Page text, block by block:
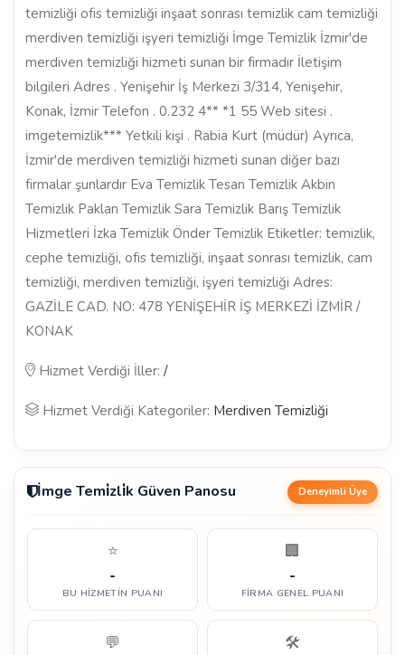
temizliği ofis temizliği inşaat sonrası temizlik cam temizliği
merdiven temizliği işyeri temizliği İmge Temizlik İzmir'de
merdiven temizliği hizmeti sunan bir firmadır İletişim
bilgileri Adres . Yenişehir İş Merkezi 3/314, Yenişehir,
Konak, İzmir Telefon . 0.232 4** *1 55 Web sitesi .
imgetemizlik*** Yetkili kişi . Rabia Kurt (müdür) Ayrıca,
İzmir'de merdiven temizliği hizmeti sunan diğer bazı
firmalar şunlardır Eva Temizlik Tesan Temizlik Akbin
Temizlik Paklan Temizlik Sara Temizlik Barış Temizlik
Hizmetleri İzka Temizlik Önder Temizlik Etiketler: temizlik,
cephe temizliği, ofis temizliği, inşaat sonrası temizlik, cam
temizliği, merdiven temizliği, işyeri temizliği Adres:
GAZİLE CAD. NO: 478 YENİŞEHİR İŞ MERKEZİ İZMİR /
KONAK
Hizmet Verdiği İller: /
Hizmet Verdiği Kategoriler: Merdiven Temizliği
İmge Temi̇zli̇k Güven Panosu Deneyimli Üye
⭐
-
BU HIZMETIN PUANI
🏢
-
FIRMA GENEL PUANI
💬 🛠️